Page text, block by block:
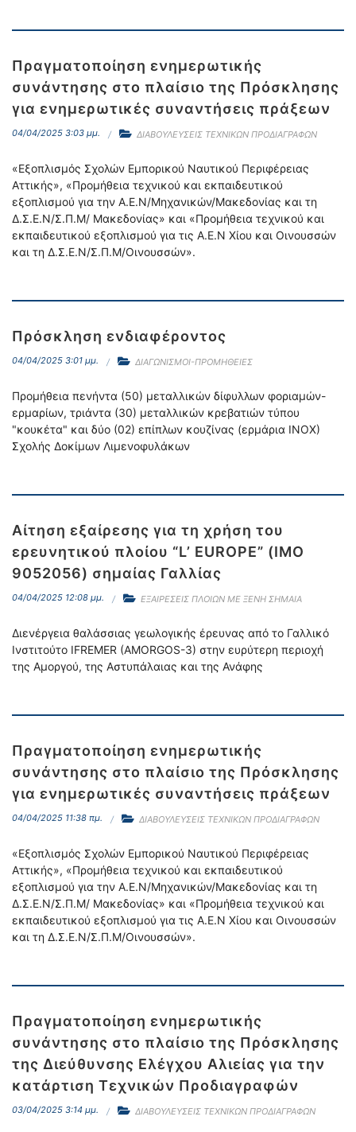
Πραγματοποίηση ενημερωτικής
συνάντησης στο πλαίσιο της Πρόσκλησης
για ενημερωτικές συναντήσεις πράξεων
04/04/2025 3:03 μμ. ΔΙΑΒΟΥΛΕΥΣΕΙΣ ΤΕΧΝΙΚΩΝ ΠΡΟΔΙΑΓΡΑΦΩΝ
«Εξοπλισμός Σχολών Εμπορικού Ναυτικού Περιφέρειας
Αττικής», «Προμήθεια τεχνικού και εκπαιδευτικού
εξοπλισμού για την Α.Ε.Ν/Μηχανικών/Μακεδονίας και τη
Δ.Σ.Ε.Ν/Σ.Π.Μ/ Μακεδονίας» και «Προμήθεια τεχνικού και
εκπαιδευτικού εξοπλισμού για τις Α.Ε.Ν Χίου και Οινουσσών
και τη Δ.Σ.Ε.Ν/Σ.Π.Μ/Οινουσσών».
Πρόσκληση ενδιαφέροντος
04/04/2025 3:01 μμ. ΔΙΑΓΩΝΙΣΜΟΙ-ΠΡΟΜΗΘΕΙΕΣ
Προμήθεια πενήντα (50) μεταλλικών δίφυλλων φοριαμών-
ερμαρίων, τριάντα (30) μεταλλικών κρεβατιών τύπου
"κουκέτα" και δύο (02) επίπλων κουζίνας (ερμάρια ΙΝΟΧ)
Σχολής Δοκίμων Λιμενοφυλάκων
Αίτηση εξαίρεσης για τη χρήση του
ερευνητικού πλοίου “L’ EUROPE” (IMO
9052056) σημαίας Γαλλίας
04/04/2025 12:08 μμ. ΕΞΑΙΡΕΣΕΙΣ ΠΛΟΙΩΝ ΜΕ ΞΕΝΗ ΣΗΜΑΙΑ
Διενέργεια θαλάσσιας γεωλογικής έρευνας από το Γαλλικό
Ινστιτούτο IFREMER (AMORGOS-3) στην ευρύτερη περιοχή
της Αμοργού, της Αστυπάλαιας και της Ανάφης
Πραγματοποίηση ενημερωτικής
συνάντησης στο πλαίσιο της Πρόσκλησης
για ενημερωτικές συναντήσεις πράξεων
04/04/2025 11:38 πμ. ΔΙΑΒΟΥΛΕΥΣΕΙΣ ΤΕΧΝΙΚΩΝ ΠΡΟΔΙΑΓΡΑΦΩΝ
«Εξοπλισμός Σχολών Εμπορικού Ναυτικού Περιφέρειας
Αττικής», «Προμήθεια τεχνικού και εκπαιδευτικού
εξοπλισμού για την Α.Ε.Ν/Μηχανικών/Μακεδονίας και τη
Δ.Σ.Ε.Ν/Σ.Π.Μ/ Μακεδονίας» και «Προμήθεια τεχνικού και
εκπαιδευτικού εξοπλισμού για τις Α.Ε.Ν Χίου και Οινουσσών
και τη Δ.Σ.Ε.Ν/Σ.Π.Μ/Οινουσσών».
Πραγματοποίηση ενημερωτικής
συνάντησης στο πλαίσιο της Πρόσκλησης
της Διεύθυνσης Ελέγχου Αλιείας για την
κατάρτιση Τεχνικών Προδιαγραφών
03/04/2025 3:14 μμ. ΔΙΑΒΟΥΛΕΥΣΕΙΣ ΤΕΧΝΙΚΩΝ ΠΡΟΔΙΑΓΡΑΦΩΝ